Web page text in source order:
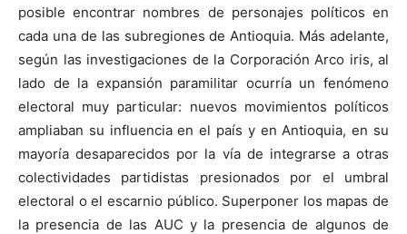
posible encontrar nombres de personajes políticos en
cada una de las subregiones de Antioquia. Más adelante,
según las investigaciones de la Corporación Arco iris, al
lado de la expansión paramilitar ocurría un fenómeno
electoral muy particular: nuevos movimientos políticos
ampliaban su influencia en el país y en Antioquia, en su
mayoría desaparecidos por la vía de integrarse a otras
colectividades partidistas presionados por el umbral
electoral o el escarnio público. Superponer los mapas de
la presencia de las AUC y la presencia de algunos de